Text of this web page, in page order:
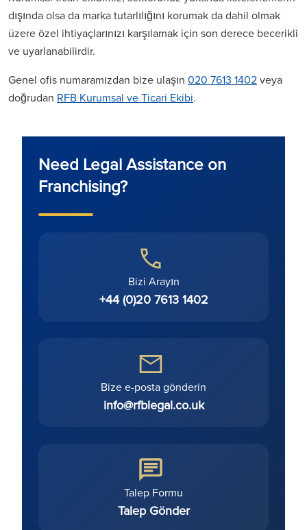
dışında olsa da marka tutarlılığını korumak da dahil olmak
üzere özel ihtiyaçlarınızı karşılamak için son derece becerikli
ve uyarlanabilirdir.
Genel ofis numaramızdan bize ulaşın 020 7613 1402veya
doğrudan RFB Kurumsal ve Ticari Ekibi.
Need Legal Assistance on
Franchising?
Bizi Arayın
+44 (0)20 7613 1402
Bize e-posta gönderin
info@rfblegal.co.uk
Talep Formu
Talep Gönder